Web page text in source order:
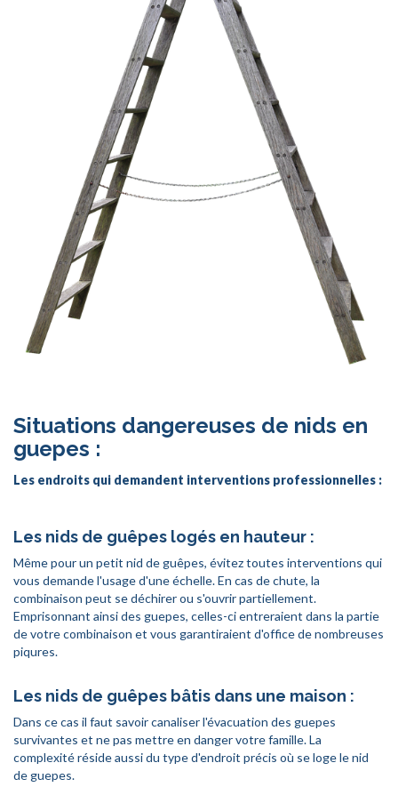
Situations dangereuses de nids en
guepes :
Les endroits qui demandent interventions professionnelles :
Les nids de guêpes logés en hauteur :
Même pour un petit nid de guêpes, évitez toutes interventions qui
vous demande l'usage d'une échelle. En cas de chute, la
combinaison peut se déchirer ou s'ouvrir partiellement.
Emprisonnant ainsi des guepes, celles-ci entreraient dans la partie
de votre combinaison et vous garantiraient d'office de nombreuses
piqures.
Les nids de guêpes bâtis dans une maison :
Dans ce cas il faut savoir canaliser l'évacuation des guepes
survivantes et ne pas mettre en danger votre famille. La
complexité réside aussi du type d'endroit précis où se loge le nid
de guepes.